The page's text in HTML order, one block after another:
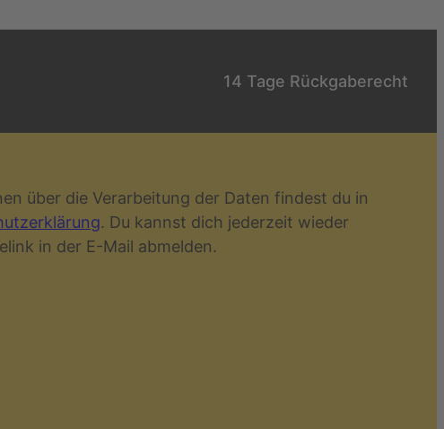
14 Tage Rückgaberecht
über die Verarbeitung der Daten findest du in
. Du kannst dich jederzeit wieder
in der E-Mail abmelden.